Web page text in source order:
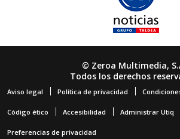
© Zeroa Multimedia,
Todos los derechos
Aviso legal Política de privacidad
Código ético Accesibilidad Administrar Utiq
Preferencias de privacidad